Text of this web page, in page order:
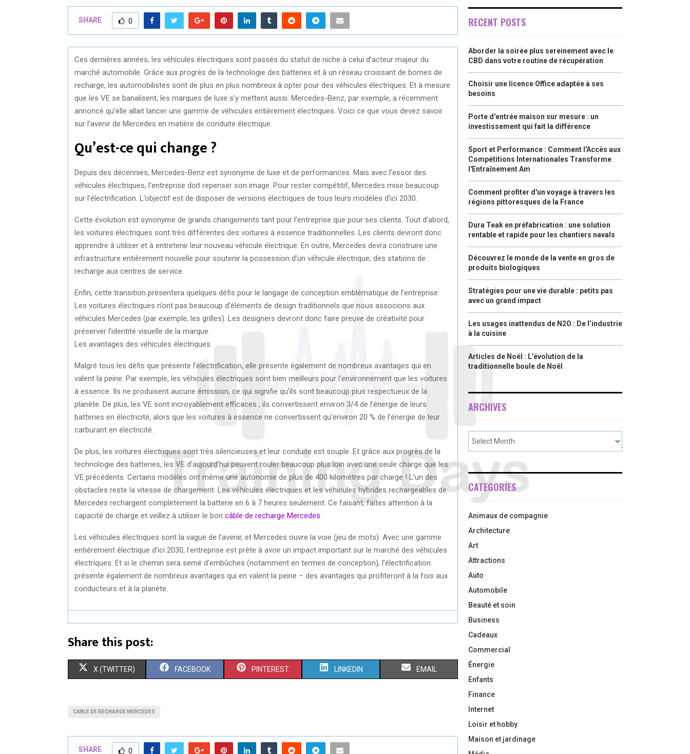
SHARE 0
Ces dernières années, les véhicules électriques sont passés du statut de niche à celui d’acteur majeur du
marché automobile. Grâce aux progrès de la technologie des batteries et à un réseau croissant de bornes de
recharge, les automobilistes sont de plus en plus nombreux à opter pour des véhicules électriques. Et à mesure
que les VE se banalisent, les marques de luxe s’y mettent aussi. Mercedes-Benz, par exemple, a récemment
annoncé qu’elle allait lancer une gamme de véhicules entièrement électriques. Voici ce que vous devez savoir
sur l’avenir de Mercedes en matière de conduite électrique.
Qu’est-ce qui change ?
Depuis des décennies, Mercedes-Benz est synonyme de luxe et de performances. Mais avec l’essor des
véhicules électriques, l’entreprise doit repenser son image. Pour rester compétitif, Mercedes mise beaucoup
sur l’électrification. L’objectif est de disposer de versions électriques de tous leurs modèles d’ici 2030.
Cette évolution est synonyme de grands changements tant pour l’entreprise que pour ses clients. Tout d’abord,
les voitures électriques sont très différentes des voitures à essence traditionnelles. Les clients devront donc
apprendre à utiliser et à entretenir leur nouveau véhicule électrique. En outre, Mercedes devra construire une
infrastructure entièrement nouvelle pour soutenir la possession d’un véhicule électrique, des stations de
recharge aux centres de service.
Enfin, cette transition présentera quelques défis pour le langage de conception emblématique de l’entreprise.
Les voitures électriques n’ont pas beaucoup d’éléments de design traditionnels que nous associons aux
véhicules Mercedes (par exemple, les grilles). Les designers devront donc faire preuve de créativité pour
préserver l’identité visuelle de la marque.
Les avantages des véhicules électriques
Malgré tous les défis que présente l’électrification, elle présente également de nombreux avantages qui en
valent la peine. Par exemple, les véhicules électriques sont bien meilleurs pour l’environnement que les voitures
à essence. Ils ne produisent aucune émission, ce qui signifie qu’ils sont beaucoup plus respectueux de la
planète. De plus, les VE sont incroyablement efficaces ; ils convertissent environ 3/4 de l’énergie de leurs
batteries en électricité, alors que les voitures à essence ne convertissent qu’environ 20 % de l’énergie de leur
carburant en électricité.
De plus, les voitures électriques sont très silencieuses et leur conduite est souple. Et grâce aux progrès de la
technologie des batteries, les VE d’aujourd’hui peuvent rouler beaucoup plus loin avec une seule charge que les
VE précédents. Certains modèles ont même une autonomie de plus de 400 kilomètres par charge ! L’un des
obstacles reste la vitesse de chargement. Les véhicules électriques et les véhicules hybrides rechargeables de
Mercedes rechargent complètement la batterie en 6 à 7 heures seulement. Ce faisant, faites attention à la
capacité de charge et veillez à utiliser le bon câble de recharge Mercedes
Les véhicules électriques sont la vague de l’avenir, et Mercedes ouvre la voie (jeu de mots). Avec une gamme
entièrement électrique d’ici 2030, l’entreprise est prête à avoir un impact important sur le marché des véhicules
électriques. Et si le chemin sera semé d’embûches (notamment en termes de conception), l’électrification
présente également de nombreux avantages qui en valent la peine – des avantages qui profiteront à la fois aux
conducteurs et à la planète.
Share this post:
S
X (TWITTER) S
E
FACEBOOK S
E
PINTEREST S
E
LINKEDIN S
EMAIL
CABLE DE RECHARGE MERCEDES
SHARE 0
RECENT POSTS
Aborder la soirée plus sereinement avec le
CBD dans votre routine de récupération
Choisir une licence Office adaptée à ses
besoins
Porte d'entrée maison sur mesure : un
investissement qui fait la différence
Sport et Performance : Comment l'Accès aux
Compétitions Internationales Transforme
l'Entraînement Am
Comment profiter d'un voyage à travers les
régions pittoresques de la France
Dura Teak en préfabrication : une solution
rentable et rapide pour les chantiers navals
Découvrez le monde de la vente en gros de
produits biologiques
Stratégies pour une vie durable : petits pas
avec un grand impact
Les usages inattendus de N2O : De l’industrie
à la cuisine
Articles de Noël : L’évolution de la
traditionnelle boule de Noël
ARCHIVES
CATEGORIES
Animaux de compagnie
Architecture
Art
Attractions
Auto
Automobile
Beauté et soin
Business
Cadeaux
Commercial
Énergie
Enfants
Finance
Internet
Loisir et hobby
Maison et jardinage